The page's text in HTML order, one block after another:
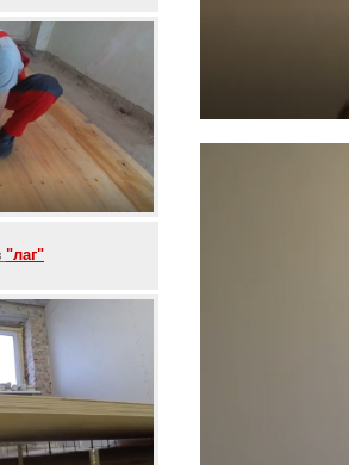
"лаг"